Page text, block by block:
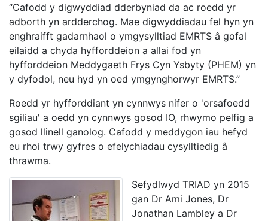
“Cafodd y digwyddiad dderbyniad da ac roedd yr
adborth yn ardderchog. Mae digwyddiadau fel hyn yn
enghraifft gadarnhaol o ymgysylltiad EMRTS â gofal
eilaidd a chyda hyfforddeion a allai fod yn
hyfforddeion Meddygaeth Frys Cyn Ysbyty (PHEM) yn
y dyfodol, neu hyd yn oed ymgynghorwyr EMRTS.”
Roedd yr hyfforddiant yn cynnwys nifer o 'orsafoedd
sgiliau' a oedd yn cynnwys gosod IO, rhwymo pelfig a
gosod llinell ganolog. Cafodd y meddygon iau hefyd
eu rhoi trwy gyfres o efelychiadau cysylltiedig â
thrawma.
Sefydlwyd TRIAD yn 2015
gan Dr Ami Jones, Dr
Jonathan Lambley a Dr